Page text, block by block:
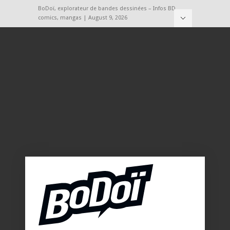
BoDoï, explorateur de bandes dessinées – Infos BD,
comics, mangas | August 9, 2026